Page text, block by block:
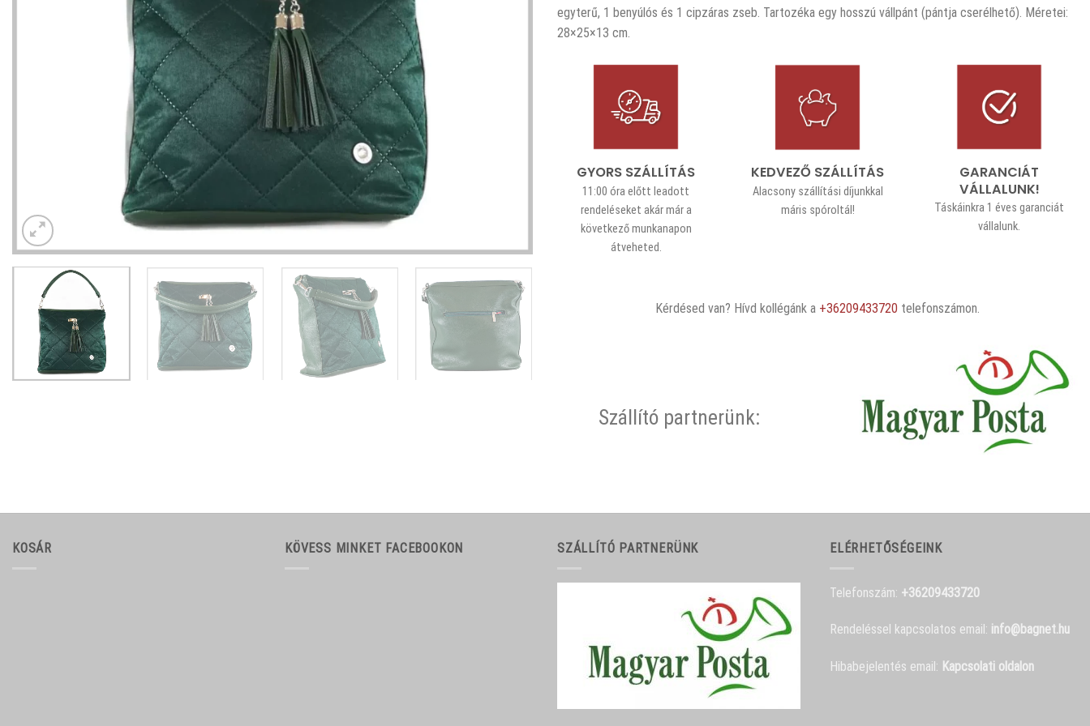
egyterű, 1 benyúlós és 1 cipzáras zseb. Tartozéka egy hosszú vállpánt (pántja cserélhető). Méretei:
28×25×13 cm.
GYORS SZÁLLÍTÁS
11:00 óra előtt leadott
rendeléseket akár már a
következő munkanapon
átveheted.
KEDVEZŐ SZÁLLÍTÁS
Alacsony szállítási díjunkkal
máris spóroltál!
GARANCIÁT
VÁLLALUNK!
Táskáinkra 1 éves garanciát
vállalunk.
Kérdésed van? Hívd kollégánk a +36209433720 telefonszámon.
Szállító partnerünk:
KOSÁR KÖVESS MINKET FACEBOOKON SZÁLLÍTÓ PARTNERÜNK ELÉRHETŐSÉGEINK
Telefonszám: +36209433720
Rendeléssel kapcsolatos email: info@bagnet.hu
Hibabejelentés email: Kapcsolati oldalon